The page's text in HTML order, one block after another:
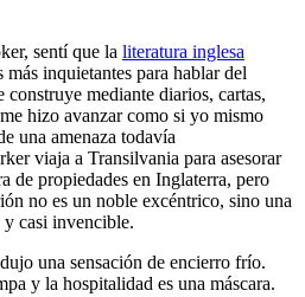
sentí que la literatura inglesa
inquietantes para hablar del
mediante diarios, cartas,
hizo avanzar como si yo mismo
una amenaza todavía
viaja a Transilvania para asesorar
de propiedades en Inglaterra, pero
no es un noble excéntrico, sino una
y casi invencible.
una sensación de encierro frío.
y la hospitalidad es una máscara.